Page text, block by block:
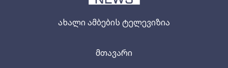
ახალი ამბების ტელევიზია
მთავარი